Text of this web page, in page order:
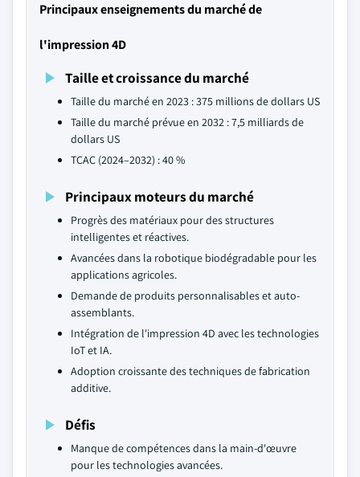
Principaux enseignements du marché de
l'impression 4D
Taille et croissance du marché
Taille du marché en 2023 : 375 millions de dollars US
Taille du marché prévue en 2032 : 7,5 milliards de
dollars US
TCAC (2024–2032) : 40 %
Principaux moteurs du marché
Progrès des matériaux pour des structures
intelligentes et réactives.
Avancées dans la robotique biodégradable pour les
applications agricoles.
Demande de produits personnalisables et auto-
assemblants.
Intégration de l'impression 4D avec les technologies
IoT et IA.
Adoption croissante des techniques de fabrication
additive.
Défis
Manque de compétences dans la main-d'œuvre
pour les technologies avancées.